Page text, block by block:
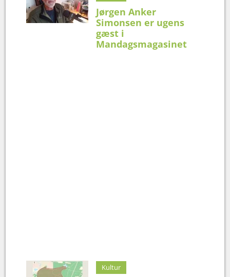
Jørgen Anker
Simonsen er ugens
gæst i
Mandagsmagasinet
Kultur